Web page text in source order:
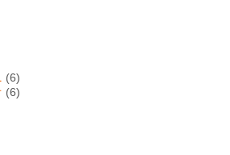
(6)
(6)